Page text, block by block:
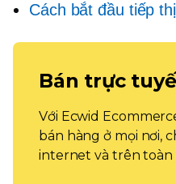
Cách bắt đầu tiếp
Bán trực
Với Ecwid
bán hàng ở mọi nơi,
internet và trên toàn